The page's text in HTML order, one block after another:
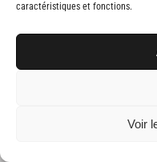
caractéristiques et fonctions.
Voir
Copyright 2019 Traders 360